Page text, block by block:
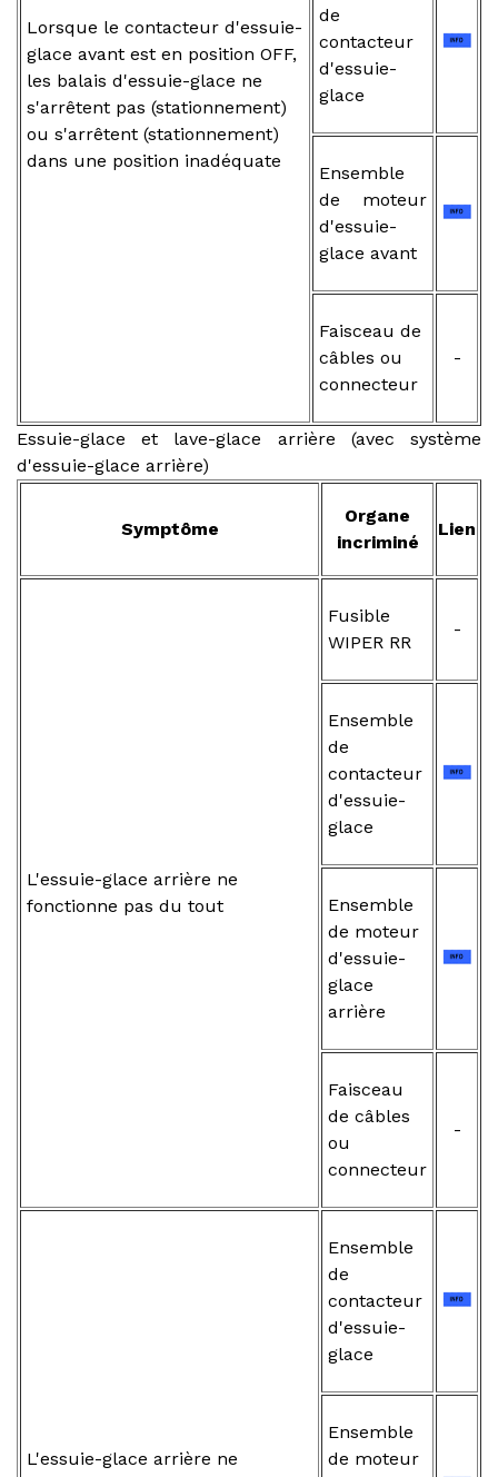
Lorsque le contacteur d'essuie-
glace avant est en position OFF,
les balais d'essuie-glace ne
s'arrêtent pas (stationnement)
ou s'arrêtent (stationnement)
dans une position inadéquate
de
contacteur
d'essuie-
glace
Ensemble
de moteur
d'essuie-
glace avant
Faisceau de
câbles ou
connecteur
-
Essuie-glace et lave-glace arrière (avec système
d'essuie-glace arrière)
Symptôme
Organe
incriminé
Lien
L'essuie-glace arrière ne
fonctionne pas du tout
Fusible
WIPER RR
-
Ensemble
de
contacteur
d'essuie-
glace
Ensemble
de moteur
d'essuie-
glace
arrière
Faisceau
de câbles
ou
connecteur
-
L'essuie-glace arrière ne
Ensemble
de
contacteur
d'essuie-
glace
Ensemble
de moteur